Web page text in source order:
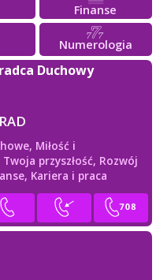
Finanse
Numerologia
Duchowy
Miłość i
Twoja przyszłość, Rozwój
Kariera i praca